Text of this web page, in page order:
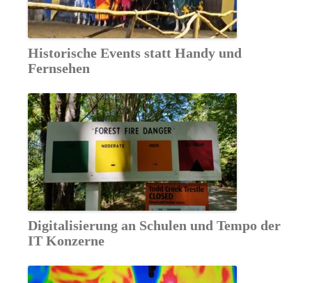
Historische Events statt Handy und
Fernsehen
Digitalisierung an Schulen und Tempo der
IT Konzerne